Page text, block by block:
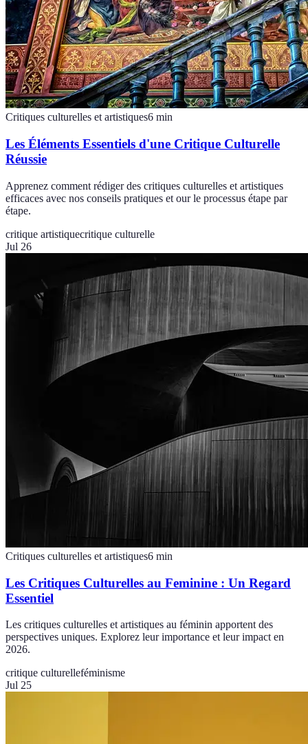
Critiques culturelles et artistiques6 min
Les Éléments Essentiels d'une Critique Culturelle
Réussie
Apprenez comment rédiger des critiques culturelles et artistiques
efficaces avec nos conseils pratiques et our le processus étape par
étape.
critique artistiquecritique culturelle
Jul 26
Critiques culturelles et artistiques6 min
Les Critiques Culturelles au Feminine : Un Regard
Essentiel
Les critiques culturelles et artistiques au féminin apportent des
perspectives uniques. Explorez leur importance et leur impact en
2026.
critique culturelleféminisme
Jul 25